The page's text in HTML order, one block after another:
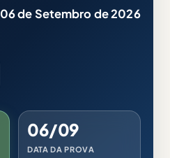
06 de Setembro de 2026
06/09
DATA DA PROVA